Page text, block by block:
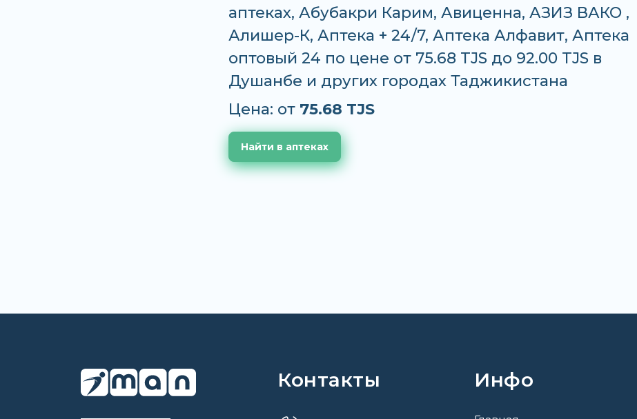
аптеках, Абубакри Карим, Авиценна, АЗИЗ ВАКО ,
Алишер-К, Аптека + 24/7, Аптека Алфавит, Аптека
оптовый 24 по цене от 75.68 TJS до 92.00 TJS в
Душанбе и других городах Таджикистана
Цена: от 75.68 TJS
Найти в аптеках
Контакты Инфо